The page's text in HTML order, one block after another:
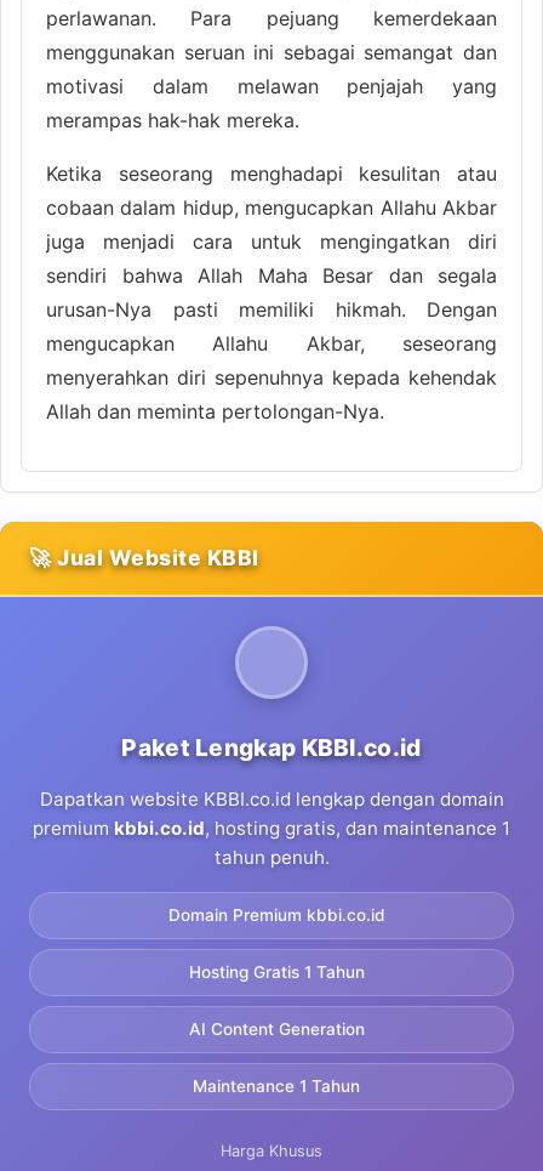
perlawanan. Para pejuang kemerdekaan
menggunakan seruan ini sebagai semangat dan
motivasi dalam melawan penjajah yang
merampas hak-hak mereka.
Ketika seseorang menghadapi kesulitan atau
cobaan dalam hidup, mengucapkan Allahu Akbar
juga menjadi cara untuk mengingatkan diri
sendiri bahwa Allah Maha Besar dan segala
urusan-Nya pasti memiliki hikmah. Dengan
mengucapkan Allahu Akbar, seseorang
menyerahkan diri sepenuhnya kepada kehendak
Allah dan meminta pertolongan-Nya.
🚀 Jual Website KBBI
Paket Lengkap KBBI.co.id
Dapatkan website KBBI.co.id lengkap dengan domain
premium kbbi.co.id, hosting gratis, dan maintenance 1
tahun penuh.
Domain Premium kbbi.co.id
Hosting Gratis 1 Tahun
AI Content Generation
Maintenance 1 Tahun
Harga Khusus